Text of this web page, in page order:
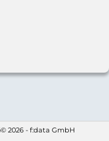
© 2026 - f:data GmbH